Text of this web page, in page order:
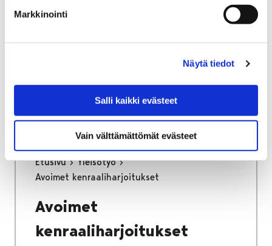
Markkinointi
Näytä tiedot
Salli kaikki evästeet
Vain välttämättömät evästeet
Etusivu Yleisötyö Kummilapsiprojekti
Etusivu
Yleisötyö
Avoimet kenraaliharjoitukset
Avoimet
kenraaliharjoitukset